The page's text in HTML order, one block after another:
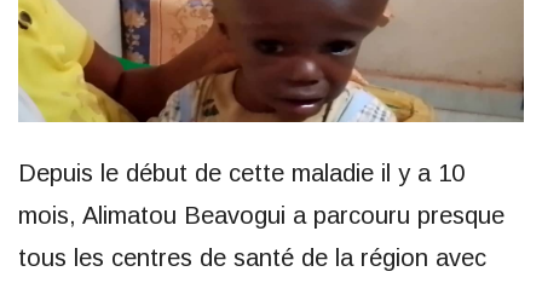
Depuis le début de cette maladie il y a 10
mois, Alimatou Beavogui a parcouru presque
tous les centres de santé de la région avec